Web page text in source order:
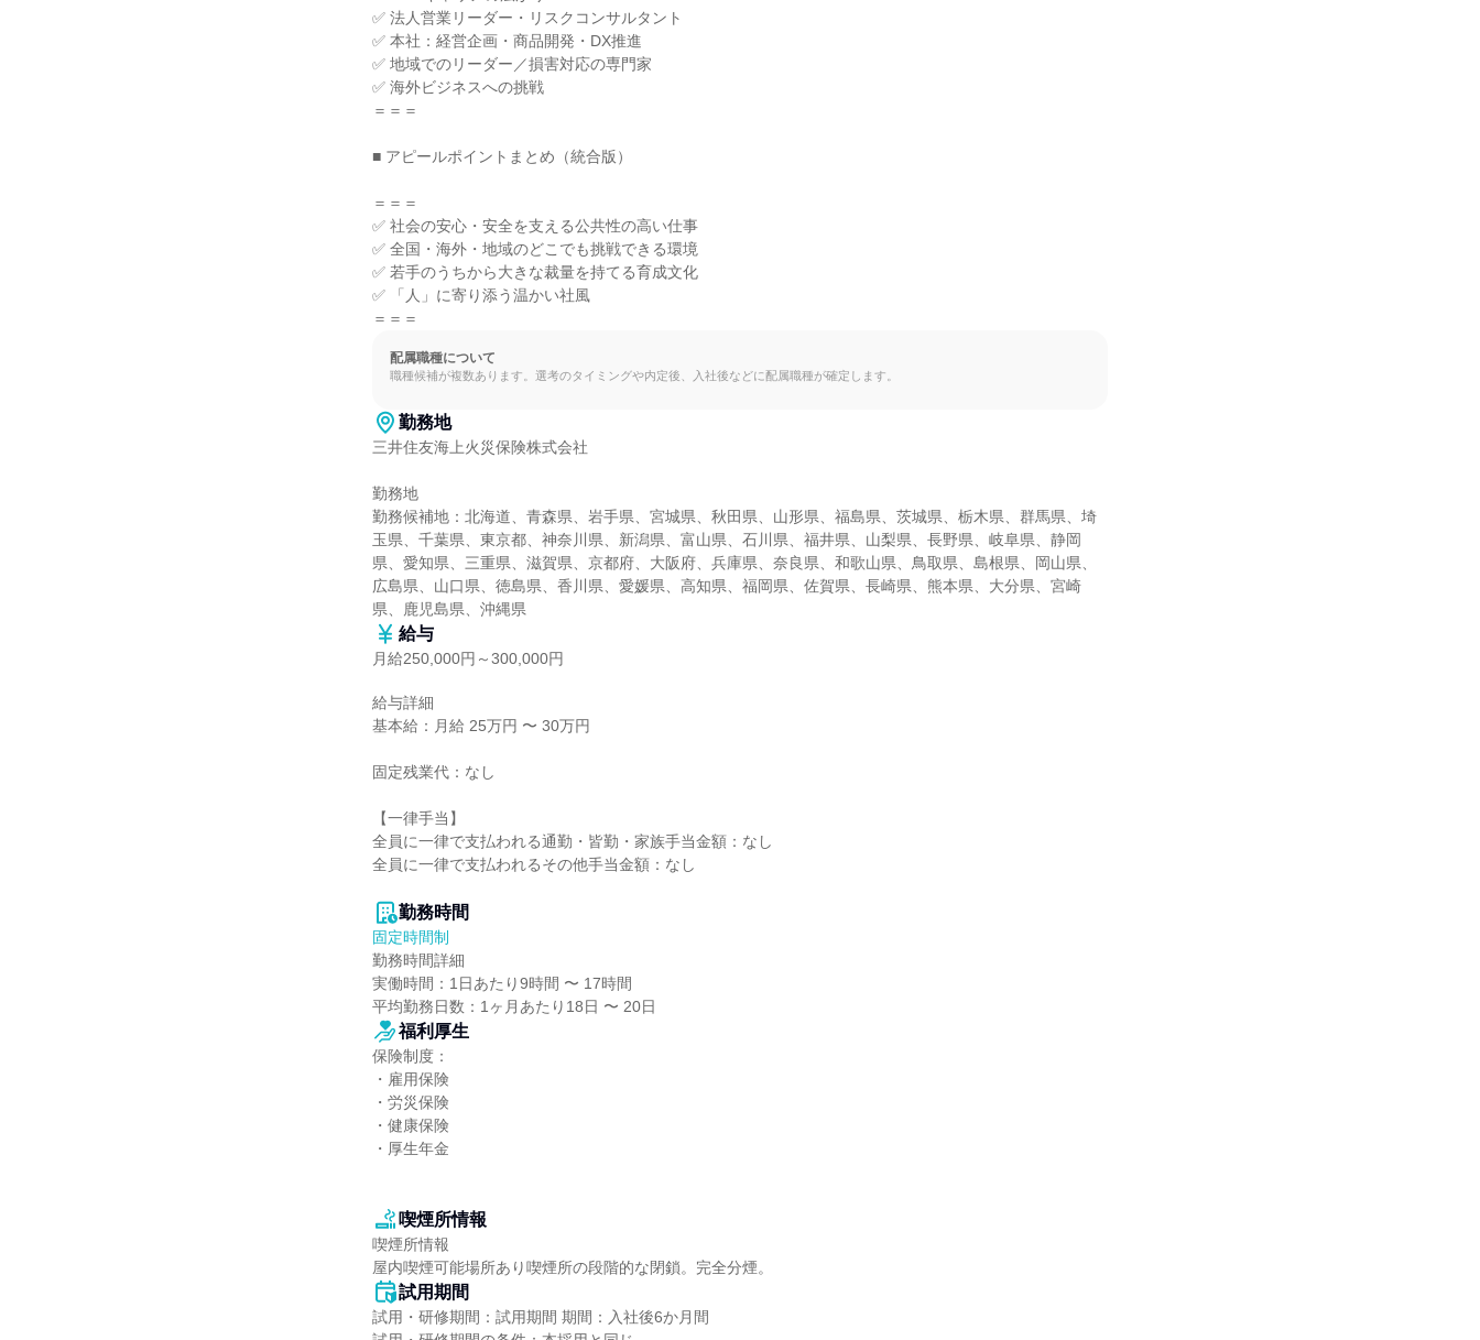
✅ 法人営業リーダー・リスクコンサルタント
✅ 本社：経営企画・商品開発・DX推進
✅ 地域でのリーダー／損害対応の専門家
✅ 海外ビジネスへの挑戦
＝＝＝
■ アピールポイントまとめ（統合版）
＝＝＝
✅ 社会の安心・安全を支える公共性の高い仕事
✅ 全国・海外・地域のどこでも挑戦できる環境
✅ 若手のうちから大きな裁量を持てる育成文化
✅ 「人」に寄り添う温かい社風
＝＝＝
配属職種について
職種候補が複数あります。選考のタイミングや内定後、入社後などに配属職種が確定します。
勤務地
三井住友海上火災保険株式会社
勤務地
勤務候補地：北海道、青森県、岩手県、宮城県、秋田県、山形県、福島県、茨城県、栃木県、群馬県、埼
玉県、千葉県、東京都、神奈川県、新潟県、富山県、石川県、福井県、山梨県、長野県、岐阜県、静岡
県、愛知県、三重県、滋賀県、京都府、大阪府、兵庫県、奈良県、和歌山県、鳥取県、島根県、岡山県、
広島県、山口県、徳島県、香川県、愛媛県、高知県、福岡県、佐賀県、長崎県、熊本県、大分県、宮崎
県、鹿児島県、沖縄県
給与
月給250,000円～300,000円
給与詳細
基本給：月給 25万円 〜 30万円
固定残業代：なし
【一律手当】
全員に一律で支払われる通勤・皆勤・家族手当金額：なし
全員に一律で支払われるその他手当金額：なし
勤務時間
固定時間制
勤務時間詳細
実働時間：1日あたり9時間 〜 17時間
平均勤務日数：1ヶ月あたり18日 〜 20日
福利厚生
保険制度：
・雇用保険
・労災保険
・健康保険
・厚生年金
喫煙所情報
喫煙所情報
屋内喫煙可能場所あり喫煙所の段階的な閉鎖。完全分煙。
試用期間
試用・研修期間：試用期間 期間：入社後6か月間